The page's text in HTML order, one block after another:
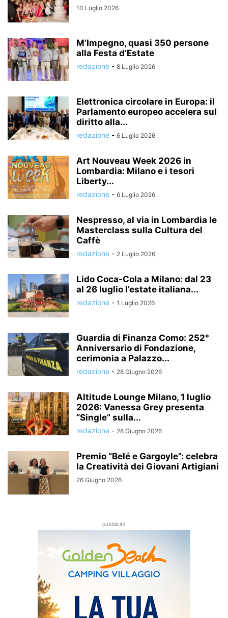
10 Luglio 2026
M’Impegno, quasi 350 persone
alla Festa d’Estate
redazione - 8 Luglio 2026
Elettronica circolare in Europa: il
Parlamento europeo accelera sul
diritto alla...
redazione - 6 Luglio 2026
Art Nouveau Week 2026 in
Lombardia: Milano e i tesori
Liberty...
redazione - 6 Luglio 2026
Nespresso, al via in Lombardia le
Masterclass sulla Cultura del
Caffè
redazione - 2 Luglio 2026
Lido Coca-Cola a Milano: dal 23
al 26 luglio l’estate italiana...
redazione - 1 Luglio 2026
Guardia di Finanza Como: 252°
Anniversario di Fondazione,
cerimonia a Palazzo...
redazione - 28 Giugno 2026
Altitude Lounge Milano, 1 luglio
2026: Vanessa Grey presenta
“Single” sulla...
redazione - 28 Giugno 2026
Premio “Belé e Gargoyle”: celebra
la Creatività dei Giovani Artigiani
26 Giugno 2026
pubblicità